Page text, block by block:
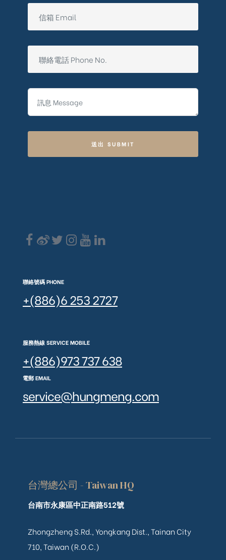
送出 SUBMIT
聯絡號碼 PHONE
+(886)6 253 2727
服務熱線 SERVICE MOBILE
+(886)973 737 638
電郵 EMAIL
service@hungmeng.com
台灣總公司 - Taiwan HQ
台南市永康區中正南路512號
Zhongzheng S.Rd., Yongkang Dist., Tainan City
710, Taiwan (R.O.C.)